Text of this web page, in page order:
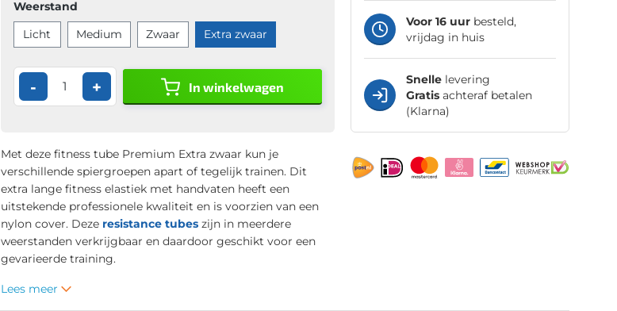
Weerstand
Licht
Medium Zwaar Extra zwaar
- + In winkelwagen
Met deze fitness tube Premium Extra zwaar kun je
verschillende spiergroepen apart of tegelijk trainen. Dit
extra lange fitness elastiek met handvaten heeft een
uitstekende professionele kwaliteit en is voorzien van een
nylon cover. Deze resistance tubeszijn in meerdere
weerstanden verkrijgbaar en daardoor geschikt voor een
gevarieerde training.
Lees meer
Voor 16 uurbesteld,
vrijdag in huis
Snellelevering
Gratisachteraf betalen
(Klarna)